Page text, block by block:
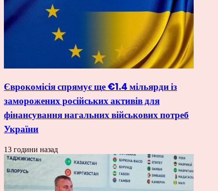
Єврокомісія спрямує ще €1.4 мільярди із
заморожених російських активів для
фінансування нагальних військових потреб
України
13 години назад